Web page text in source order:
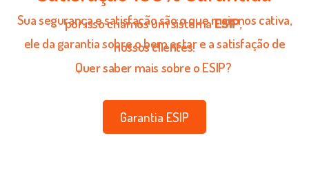
Sua segurança e satisfação são o que mais nos cativa,
por isso criamos um sistemaESIP,
ele da garantia sobre o bem estar e a satisfação de
nossos clientes!
Quer saber mais sobre o ESIP?
Garantia ESIP